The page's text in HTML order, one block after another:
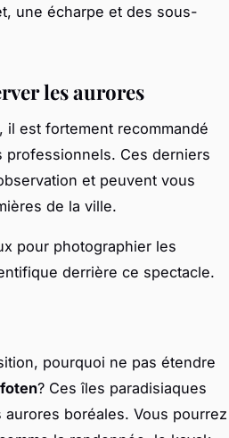
une écharpe et des sous-
les aurores
il est fortement recommandé
professionnels. Ces derniers
et peuvent vous
de la ville.
pour photographier les
derrière ce spectacle.
pourquoi ne pas étendre
? Ces îles paradisiaques
boréales. Vous pourrez